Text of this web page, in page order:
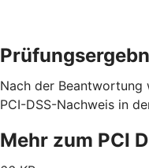
Nach der Beantwortung
PCI-DSS-Nachweis in
Mehr zum PCI